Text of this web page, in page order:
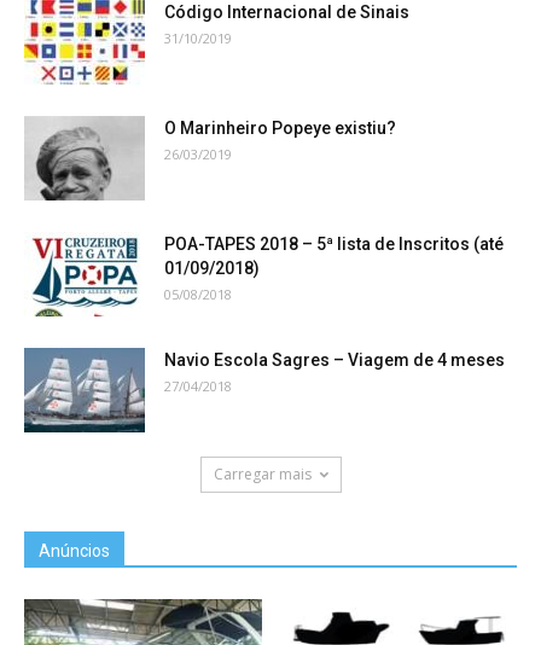
Código Internacional de Sinais
31/10/2019
O Marinheiro Popeye existiu?
26/03/2019
POA-TAPES 2018 – 5ª lista de Inscritos (até
01/09/2018)
05/08/2018
Navio Escola Sagres – Viagem de 4 meses
27/04/2018
Carregar mais
Anúncios